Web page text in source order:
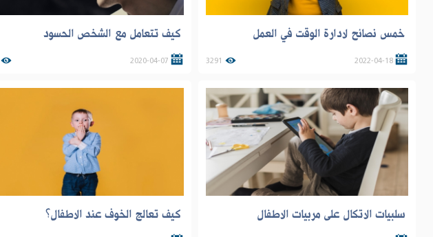
خمس نصائح لادارة الوقت في العمل
2022-04-18
3291
كيف تتعامل مع الشخص الحسود
2020-04-07
سلبيات الاتكال على مربيات الاطفال كيف تعالج الخوف عند الاطفال؟